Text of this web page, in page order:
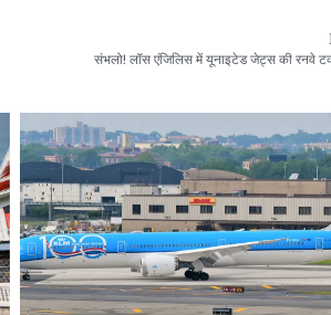
संभलो! लॉस एंजिलिस में यूनाइटेड जेट्स की रनवे